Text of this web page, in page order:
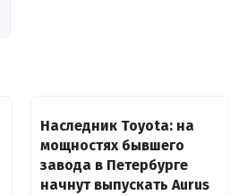
Наследник Toyota: на
мощностях бывшего
завода в Петербурге
начнут выпускать Aurus